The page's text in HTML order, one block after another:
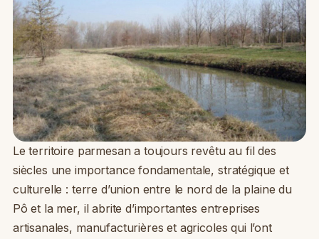
Le territoire parmesan a toujours revêtu au fil des
siècles une importance fondamentale, stratégique et
culturelle : terre d’union entre le nord de la plaine du
Pô et la mer, il abrite d’importantes entreprises
artisanales, manufacturières et agricoles qui l’ont